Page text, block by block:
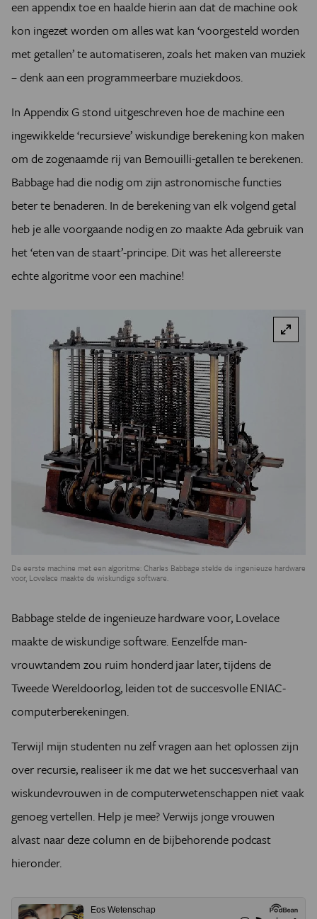
een appendix toe en haalde hierin aan dat de machine ook
kon ingezet worden om alles wat kan ‘voorgesteld worden
met getallen’ te automatiseren, zoals het maken van muziek
– denk aan een programmeerbare muziekdoos.
In Appendix G stond uitgeschreven hoe de machine een
ingewikkelde ‘recursieve’ wiskundige berekening kon maken
om de zogenaamde rij van Bernouilli-getallen te berekenen.
Babbage had die nodig om zijn astronomische functies
beter te benaderen. In de berekening van elk volgend getal
heb je alle voorgaande nodig en zo maakte Ada gebruik van
het ‘eten van de staart’-principe. Dit was het allereerste
echte algoritme voor een machine!
De eerste machine met een algoritme: Charles Babbage stelde de ingenieuze hardware
voor, Lovelace maakte de wiskundige software.
Babbage stelde de ingenieuze hardware voor, Lovelace
maakte de wiskundige software. Eenzelfde man-
vrouwtandem zou ruim honderd jaar later, tijdens de
Tweede Wereldoorlog, leiden tot de succesvolle ENIAC-
computerberekeningen.
Terwijl mijn studenten nu zelf vragen aan het oplossen zijn
over recursie, realiseer ik me dat we het succesverhaal van
wiskundevrouwen in de computerwetenschappen niet vaak
genoeg vertellen. Help je mee? Verwijs jonge vrouwen
alvast naar deze column en de bijbehorende podcast
hieronder.